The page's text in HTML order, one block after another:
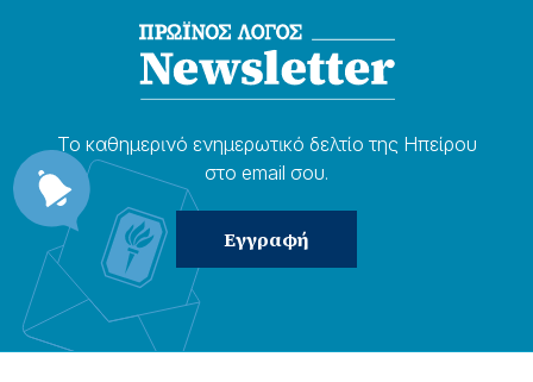
Το καθημερɩνό ενημερωτɩκό δελτίο της Ηπείρου
στο email σου.